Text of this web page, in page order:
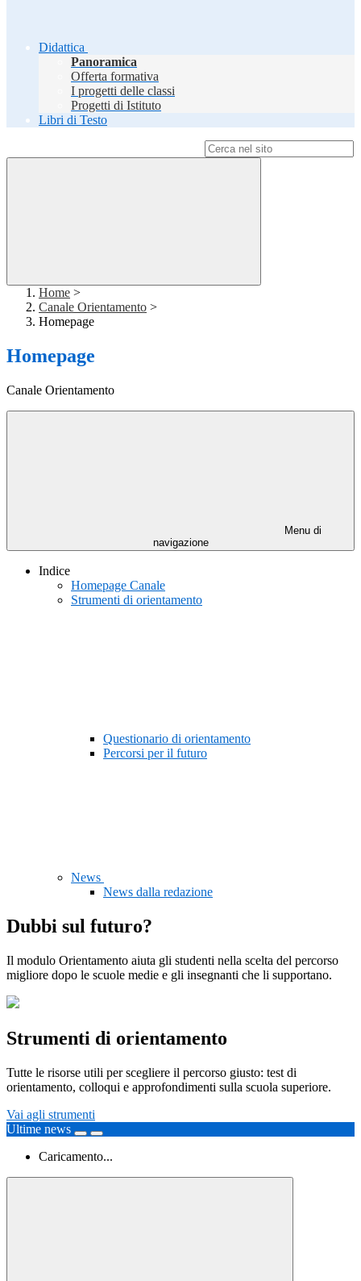
Didattica
Panoramica
Offerta formativa
I progetti delle classi
Progetti di Istituto
Libri di Testo
Home >
Canale Orientamento >
Homepage
Homepage
Canale Orientamento
Menu di
navigazione
Indice
Homepage Canale
Strumenti di orientamento
Questionario di orientamento
Percorsi per il futuro
News
News dalla redazione
Dubbi sul futuro?
Il modulo Orientamento aiuta gli studenti nella scelta del percorso
migliore dopo le scuole medie e gli insegnanti che li supportano.
Strumenti di orientamento
Tutte le risorse utili per scegliere il percorso giusto: test di
orientamento, colloqui e approfondimenti sulla scuola superiore.
Vai agli strumenti
Ultime news
Caricamento...